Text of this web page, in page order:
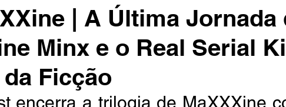
| A Última Jornada
Minx e o Real Serial
da Ficção
encerra a trilogia de MaXXXine